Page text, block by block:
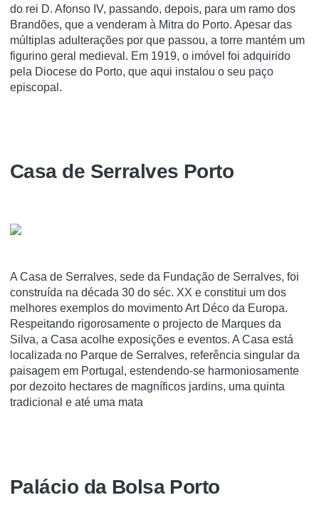
do rei D. Afonso IV, passando, depois, para um ramo dos
Brandões, que a venderam à Mitra do Porto. Apesar das
múltiplas adulterações por que passou, a torre mantém um
figurino geral medieval. Em 1919, o imóvel foi adquirido
pela Diocese do Porto, que aqui instalou o seu paço
episcopal.
Casa de Serralves Porto
A Casa de Serralves, sede da Fundação de Serralves, foi
construída na década 30 do séc. XX e constitui um dos
melhores exemplos do movimento Art Déco da Europa.
Respeitando rigorosamente o projecto de Marques da
Silva, a Casa acolhe exposições e eventos. A Casa está
localizada no Parque de Serralves, referência singular da
paisagem em Portugal, estendendo-se harmoniosamente
por dezoito hectares de magníficos jardins, uma quinta
tradicional e até uma mata
Palácio da Bolsa Porto